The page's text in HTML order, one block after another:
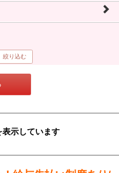
絞り込む
表示しています